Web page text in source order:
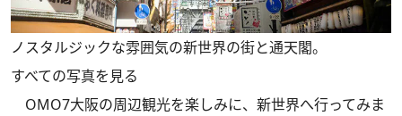
ノスタルジックな雰囲気の新世界の街と通天閣。
すべての写真を見る
OMO7大阪の周辺観光を楽しみに、新世界へ行ってみま